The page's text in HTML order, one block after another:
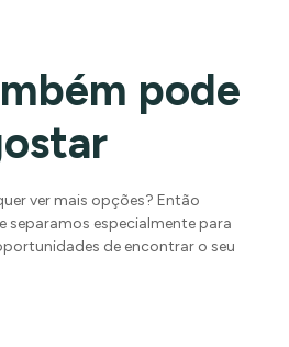
pode
ver mais opções? Então
separamos especialmente para
de encontrar o seu